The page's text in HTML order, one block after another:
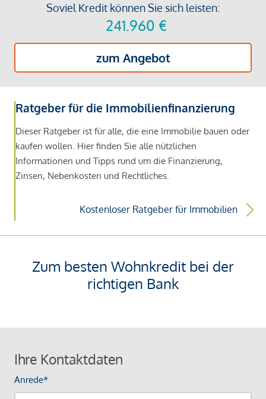
Soviel Kredit können Sie sich leisten:
241.960 €
zum Angebot
Ratgeber für die Immobilienfinanzierung
Dieser Ratgeber ist für alle, die eine Immobilie bauen oder
kaufen wollen. Hier finden Sie alle nützlichen
Informationen und Tipps rund um die Finanzierung,
Zinsen, Nebenkosten und Rechtliches.
Kostenloser Ratgeber für Immobilien
Zum besten Wohnkredit bei der
richtigen Bank